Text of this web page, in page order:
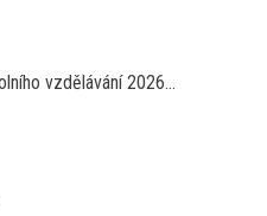
vzdělávání 2026...